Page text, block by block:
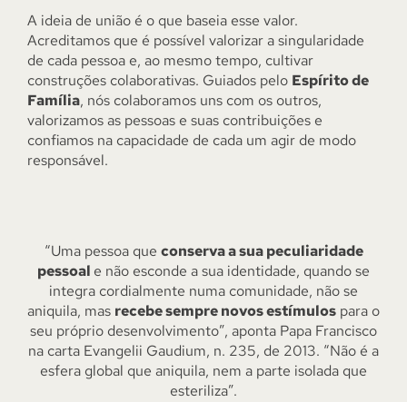
A ideia de união é o que baseia esse valor.
Acreditamos que é possível valorizar a singularidade
de cada pessoa e, ao mesmo tempo, cultivar
construções colaborativas. Guiados pelo Espírito de
Família, nós colaboramos uns com os outros,
valorizamos as pessoas e suas contribuições e
confiamos na capacidade de cada um agir de modo
responsável.
“Uma pessoa que conserva a sua peculiaridade
pessoal e não esconde a sua identidade, quando se
integra cordialmente numa comunidade, não se
aniquila, mas recebe sempre novos estímulos para o
seu próprio desenvolvimento”, aponta Papa Francisco
na carta Evangelii Gaudium, n. 235, de 2013. “Não é a
esfera global que aniquila, nem a parte isolada que
esteriliza”.